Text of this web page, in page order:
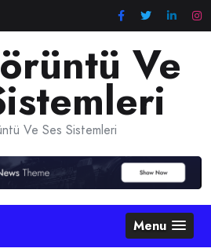
Ve
Ve Ses Sistemleri
Menu